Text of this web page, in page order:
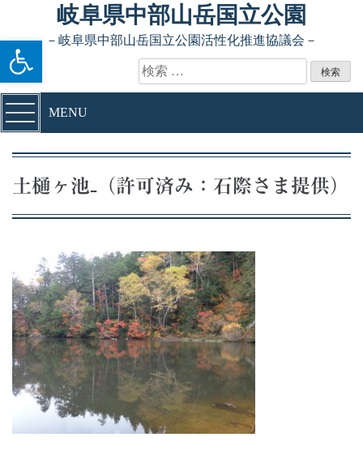
ツールバーを開く
Skip to content岐阜県中部山岳国立公園
－岐阜県中部山岳国立公園活性化推進協議会－
検索:
MENU
土樋ヶ池₋（許可済み：石際さま提供）